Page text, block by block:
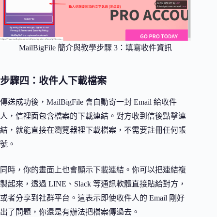
MailBigFile 簡介與教學步驟 3：填寫收件資訊
步驟四：收件人下載檔案
傳送成功後，MailBigFile 會自動寄一封 Email 給收件
人，信裡面包含檔案的下載連結。對方收到信後點擊連
結，就能直接在瀏覽器裡下載檔案，不需要註冊任何帳
號。
同時，你的畫面上也會顯示下載連結。你可以把連結複
製起來，透過 LINE、Slack 等通訊軟體直接貼給對方，
或者分享到社群平台。這表示即使收件人的 Email 剛好
出了問題，你還是有辦法把檔案傳過去。